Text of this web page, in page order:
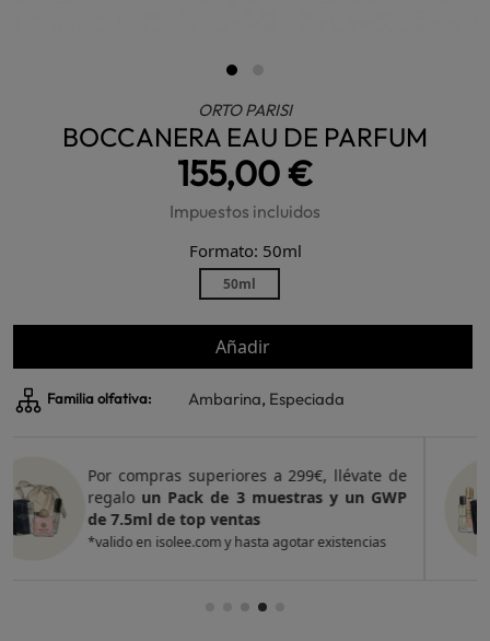
ORTO PARISI
BOCCANERA EAU DE PARFUM
155,00 €
Impuestos incluidos
Formato: 50ml
50ml
Añadir
Familia olfativa: Ambarina, Especiada
Por compras superiores a 420€, llévate de
regaloun Pack de 4 muestras y 2 GWP de
top ventas
*valido en isolee.com y hasta agotar existencias